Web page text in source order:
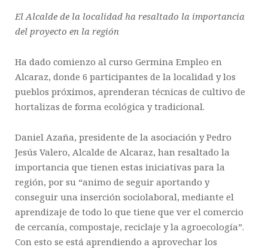
El Alcalde de la localidad ha resaltado la importancia
del proyecto en la región
Ha dado comienzo al curso Germina Empleo en
Alcaraz, donde 6 participantes de la localidad y los
pueblos próximos, aprenderan técnicas de cultivo de
hortalizas de forma ecológica y tradicional.
Daniel Azaña, presidente de la asociación y Pedro
Jesús Valero, Alcalde de Alcaraz, han resaltado la
importancia que tienen estas iniciativas para la
región, por su “animo de seguir aportando y
conseguir una inserción sociolaboral, mediante el
aprendizaje de todo lo que tiene que ver el comercio
de cercanía, compostaje, reciclaje y la agroecología”.
Con esto se está aprendiendo a aprovechar los